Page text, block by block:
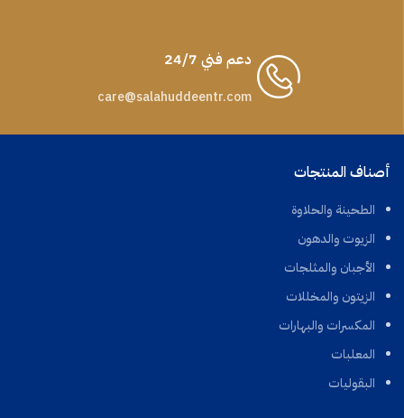
دعم فني 24/7
care@salahuddeentr.com
أصناف المنتجات
الطحينة والحلاوة
الزيوت والدهون
الأجبان والمثلجات
الزيتون والمخللات
المكسرات والبهارات
المعلبات
البقوليات